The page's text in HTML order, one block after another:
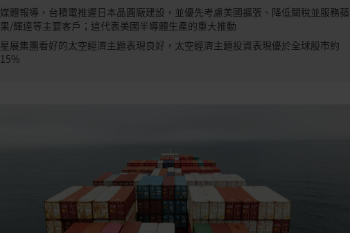
媒體報導，台積電推遲日本晶圓廠建設，並優先考慮美國擴張、降低關稅並服務蘋
果/輝達等主要客戶；這代表美國半導體生產的重大推動
星展集團看好的太空經濟主題表現良好，太空經濟主題投資表現優於全球股市約
15%